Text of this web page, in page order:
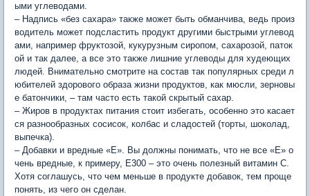
ыми углеводами.
– Надпись «без сахара» также может быть обманчива, ведь произ
водитель может подсластить продукт другими быстрыми углевод
ами, например фруктозой, кукурузным сиропом, сахарозой, паток
ой и так далее, а все это также лишние углеводы для худеющих
людей. Внимательно смотрите на состав так популярных среди л
юбителей здорового образа жизни продуктов, как мюсли, зерновы
е батончики, – там часто есть такой скрытый сахар.
– Жиров в продуктах питания стоит избегать, особенно это касает
ся разнообразных сосисок, колбас и сладостей (торты, шоколад,
выпечка).
– Добавки и вредные «Е». Вы должны понимать, что не все «Е» о
чень вредные, к примеру, Е300 – это очень полезный витамин С.
Хотя соглашусь, что чем меньше в продукте добавок, тем проще
понять, из чего он сделан.